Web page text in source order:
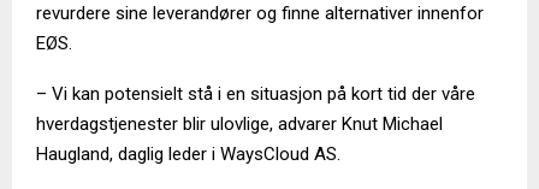
revurdere sine leverandører og finne alternativer innenfor
EØS.
– Vi kan potensielt stå i en situasjon på kort tid der våre
hverdagstjenester blir ulovlige, advarer Knut Michael
Haugland, daglig leder i WaysCloud AS.